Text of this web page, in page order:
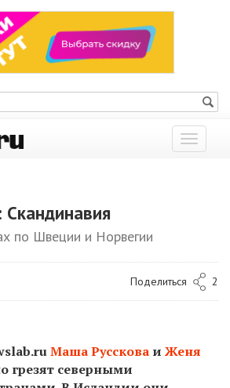
Показать
меню
по Швеции и Норвегии
Поделиться 2
Маша Русскова и Женя
грезят северными